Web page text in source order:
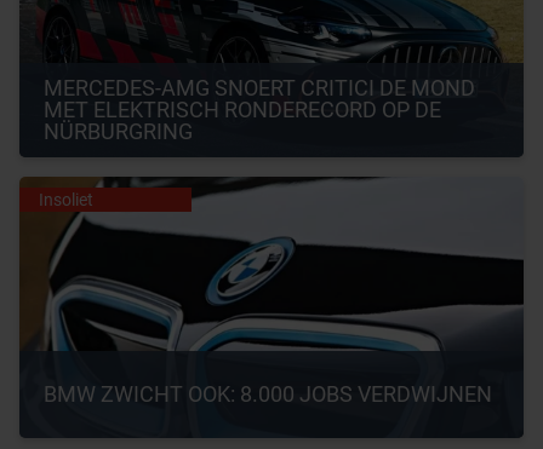
MERCEDES-AMG SNOERT CRITICI DE MOND
MET ELEKTRISCH RONDERECORD OP DE
NÜRBURGRING
Insoliet
BMW ZWICHT OOK: 8.000 JOBS VERDWIJNEN